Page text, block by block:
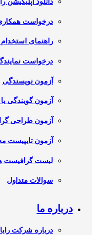
درخواست
راهنمای
درخواست
آزمون نویسندگی
آزمون گویندگی
آزمون طراحی
آزمون تایپیست
لیست گرافیست
سوالات متداول
درباره ما
درباره شرکت رایا